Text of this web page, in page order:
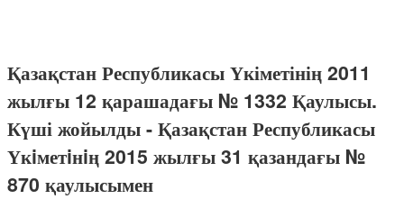
Қазақстан Республикасы Үкіметінің 2011
жылғы 12 қарашадағы № 1332 Қаулысы.
Күші жойылды - Қазақстан Республикасы
Үкiметiнiң 2015 жылғы 31 қазандағы №
870 қаулысымен